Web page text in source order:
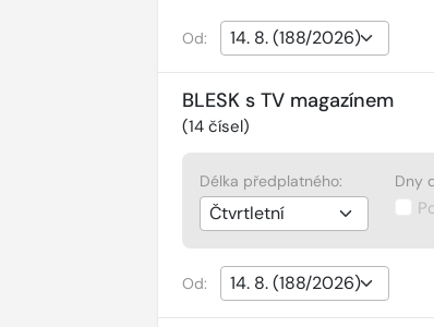
Od:
BLESK s TV magazínem
(14čísel)
Délka předplatného: Dny
Od: